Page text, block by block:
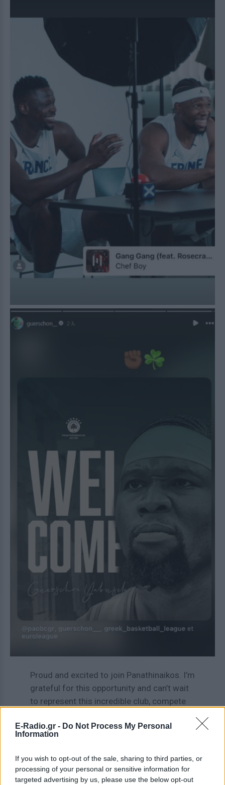
E-Radio.gr - Do Not Process My Personal
Information
If you wish to opt-out of the sale, sharing to third parties, or
processing of your personal or sensitive information for
targeted advertising by us, please use the below opt-out
Proud and excited to join Panathinaikos. I’m
grateful for this opportunity and can’t wait
to represent this incredible club, compete
amazing fans 🧸✊🏾☘️
https://t.co/TCNOVkeSBa
— Guerschon Yabusele (@yabusele28)July
8, 2026